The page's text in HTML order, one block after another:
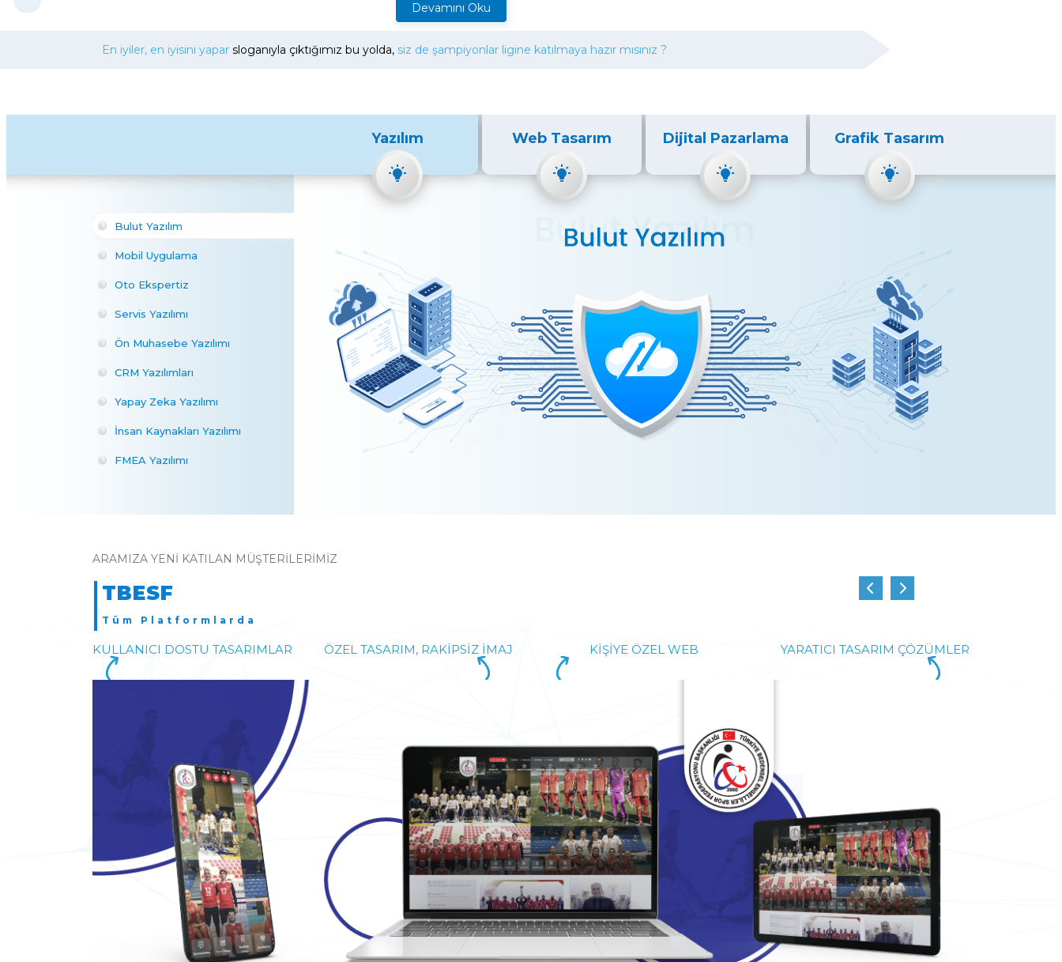
Devamını Oku
En iyiler, en iyisini yapar sloganıyla çıktığımız bu yolda, siz de şampiyonlar ligine katılmaya hazır mısınız ?
Yazılım Web Tasarım Dijital Pazarlama Grafik Tasarım
Bulut Yazılım
Mobil Uygulama
Oto Ekspertiz
Servis Yazılımı
Ön Muhasebe Yazılımı
CRM Yazılımları
Yapay Zeka Yazılımı
İnsan Kaynakları Yazılımı
FMEA Yazılımı
ARAMIZA YENI KATILAN MÜŞTERILERIMIZ
TBESF
Tüm Platformlarda
KULLANICI DOSTU TASARIMLAR ÖZEL TASARIM, RAKIPSIZ İMAJ KIŞIYE ÖZEL WEB YARATICI TASARIM ÇÖZÜMLER